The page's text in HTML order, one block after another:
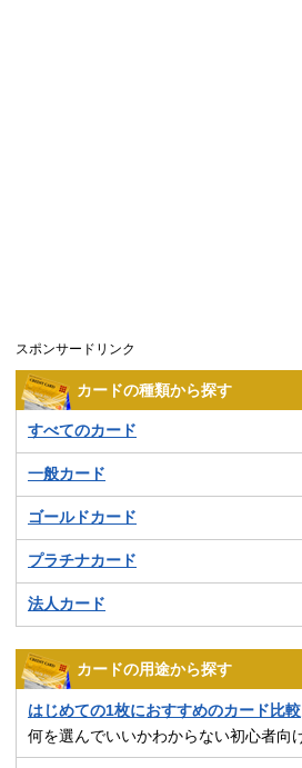
スポンサードリンク
カードの種類から探す
すべてのカード
一般カード
ゴールドカード
プラチナカード
法人カード
カードの用途から探す
はじめての1枚におすすめのカード比較
何を選んでいいかわからない初心者向